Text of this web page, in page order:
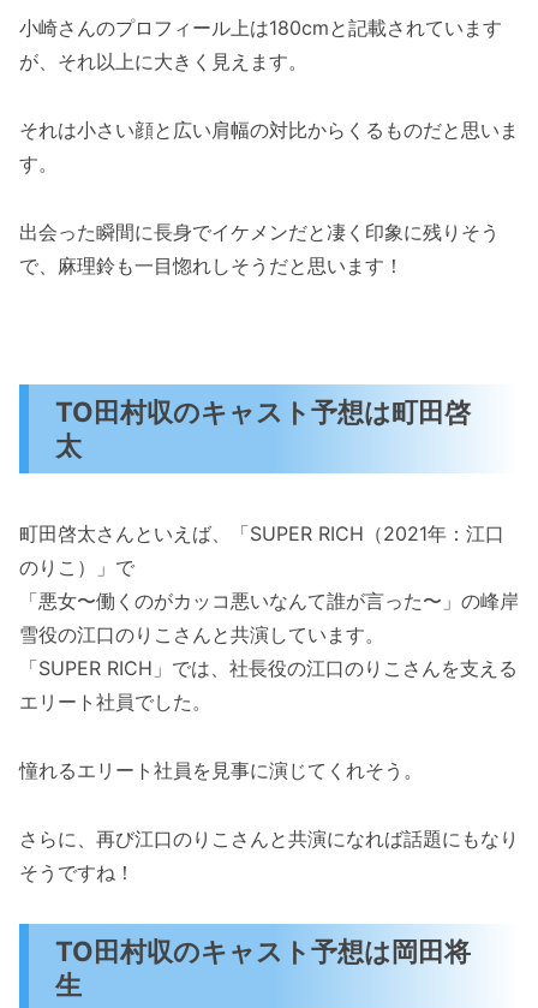
小崎さんのプロフィール上は180cmと記載されています
が、それ以上に大きく見えます。
それは小さい顔と広い肩幅の対比からくるものだと思いま
す。
出会った瞬間に長身でイケメンだと凄く印象に残りそう
で、麻理鈴も一目惚れしそうだと思います！
TO田村収のキャスト予想は町田啓
太
町田啓太さんといえば、「SUPER RICH（2021年：江口
のりこ）」で
「悪女〜働くのがカッコ悪いなんて誰が言った〜」の峰岸
雪役の江口のりこさんと共演しています。
「SUPER RICH」では、社長役の江口のりこさんを支える
エリート社員でした。
憧れるエリート社員を見事に演じてくれそう。
さらに、再び江口のりこさんと共演になれば話題にもなり
そうですね！
TO田村収のキャスト予想は岡田将
生